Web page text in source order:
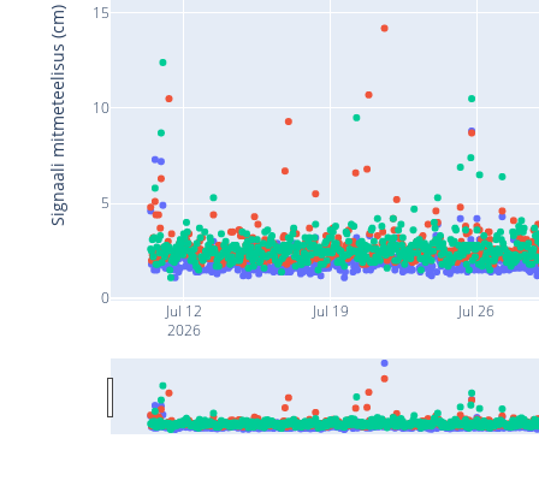
Jul 12
2026
Jul 19 Jul 26
0
5
10
15
Signaali mitmeteelisus (cm)